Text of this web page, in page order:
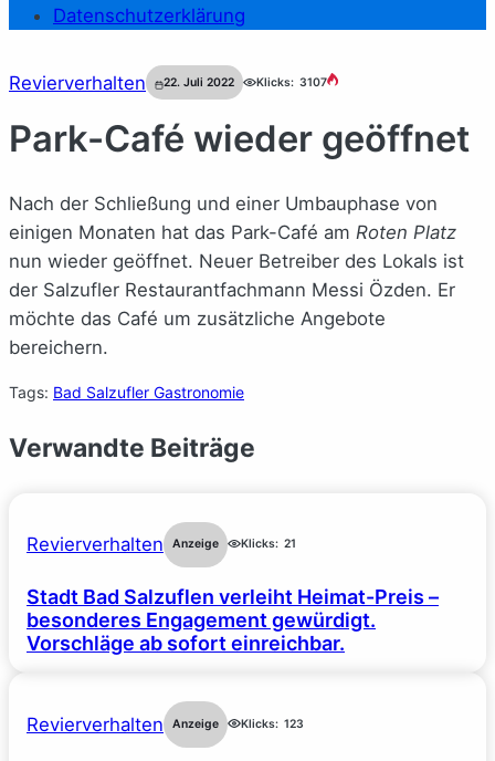
Datenschutzerklärung
Revierverhalten 22. Juli 2022 Klicks: 3107
Park-Café wieder geöffnet
Nach der Schließung und einer Umbauphase von
einigen Monaten hat das Park-Café am Roten Platz
nun wieder geöffnet. Neuer Betreiber des Lokals ist
der Salzufler Restaurantfachmann Messi Özden. Er
möchte das Café um zusätzliche Angebote
bereichern.
Tags: Bad Salzufler Gastronomie
Verwandte Beiträge
Revierverhalten Anzeige Klicks: 21
Stadt Bad Salzuflen verleiht Heimat-Preis –
besonderes Engagement gewürdigt.
Vorschläge ab sofort einreichbar.
Revierverhalten Anzeige Klicks: 123